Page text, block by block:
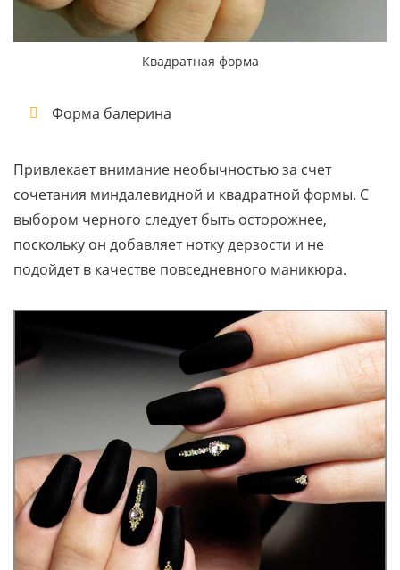
Квадратная форма
Форма балерина
Привлекает внимание необычностью за счет
сочетания миндалевидной и квадратной формы. С
выбором черного следует быть осторожнее,
поскольку он добавляет нотку дерзости и не
подойдет в качестве повседневного маникюра.